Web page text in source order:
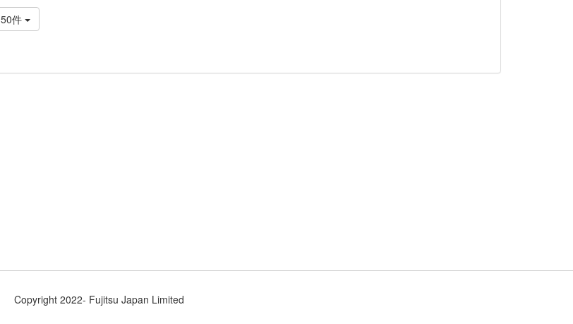
50件
Copyright 2022- Fujitsu Japan Limited